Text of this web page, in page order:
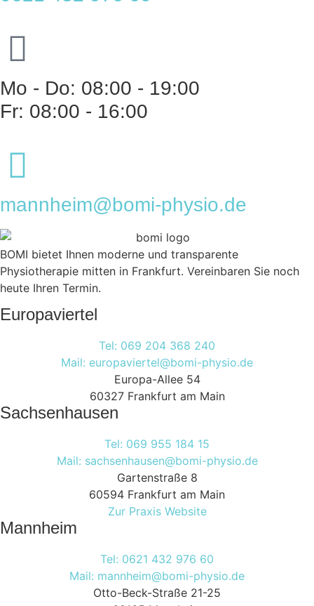
Mo - Do: 08:00 - 19:00
Fr: 08:00 - 16:00
mannheim@bomi-physio.de
BOMI bietet Ihnen moderne und transparente
Physiotherapie mitten in Frankfurt. Vereinbaren Sie noch
heute Ihren Termin.
Europaviertel
Tel: 069 204 368 240
Mail: europaviertel@bomi-physio.de
Europa-Allee 54
60327 Frankfurt am Main
Sachsenhausen
Tel: 069 955 184 15
Mail: sachsenhausen@bomi-physio.de
Gartenstraße 8
60594 Frankfurt am Main
Zur Praxis Website
Mannheim
Tel: 0621 432 976 60
Mail: mannheim@bomi-physio.de
Otto-Beck-Straße 21-25